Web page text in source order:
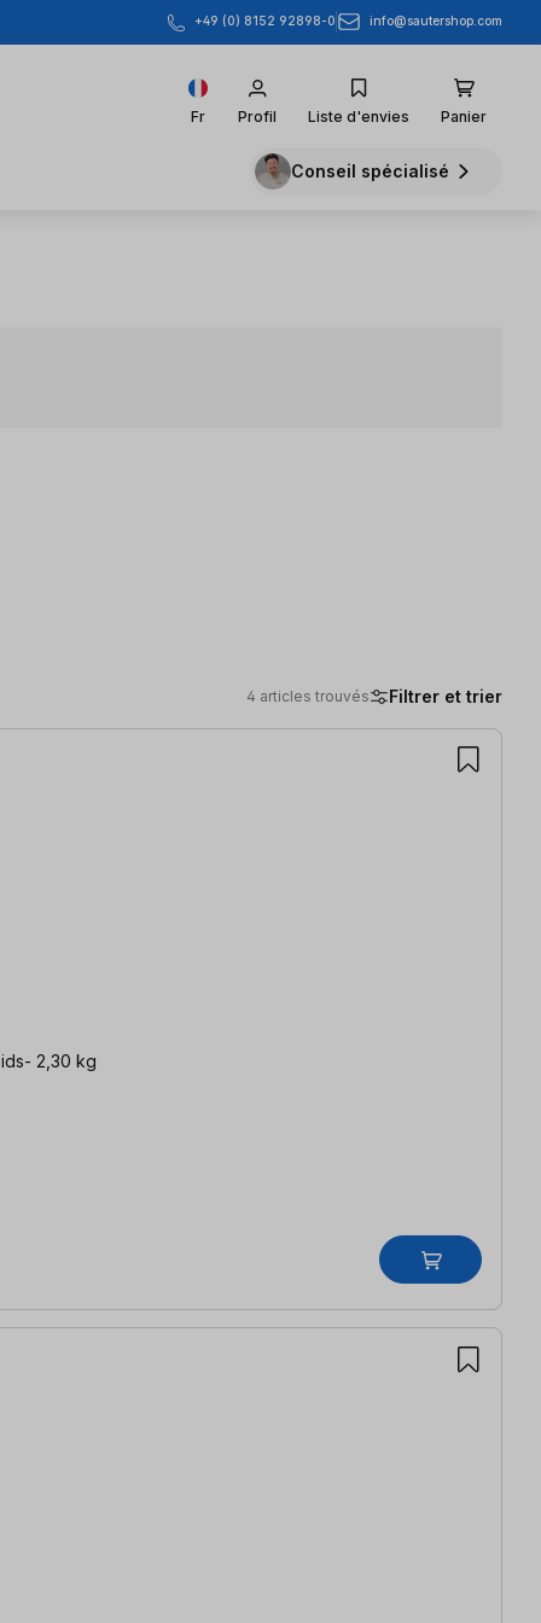
+49 (0) 8152 92898-0 info@sautershop.com
Fr Profil Liste d'envies Panier
Conseil spécialisé
4 articles trouvés Filtrer et trier
2,30 kg